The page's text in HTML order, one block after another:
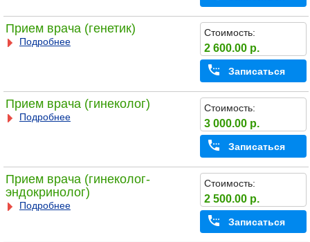
Прием врача (генетик)
Подробнее
Стоимость:
2 600.00 р.
Записаться
Прием врача (гинеколог)
Подробнее
Стоимость:
3 000.00 р.
Записаться
Прием врача (гинеколог-
эндокринолог)
Подробнее
Стоимость:
2 500.00 р.
Записаться